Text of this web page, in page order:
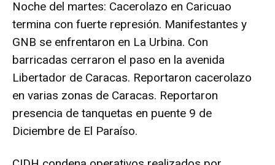
Noche del martes: Cacerolazo en Caricuao
termina con fuerte represión. Manifestantes y
GNB se enfrentaron en La Urbina. Con
barricadas cerraron el paso en la avenida
Libertador de Caracas. Reportaron cacerolazo
en varias zonas de Caracas. Reportaron
presencia de tanquetas en puente 9 de
Diciembre de El Paraíso.